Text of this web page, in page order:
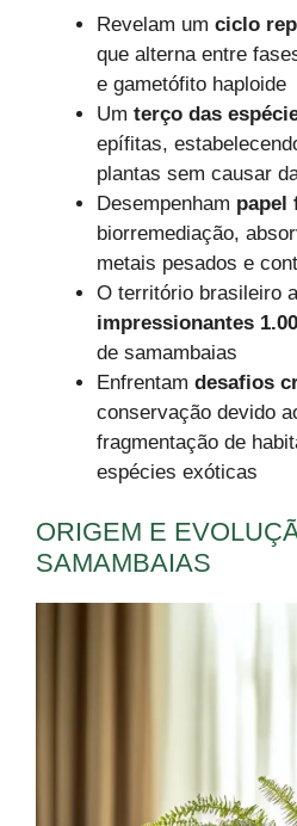
Revelam um ciclo
que alterna entre
e gametófito haploide
Um terço das
epífitas,
plantas sem causar
Desempenham papel
biorremediação,
metais pesados e
O território brasileiro
impressionantes
de samambaias
Enfrentam desafios
conservação devido
fragmentação de
espécies exóticas
ORIGEM E
SAMAMBAIAS